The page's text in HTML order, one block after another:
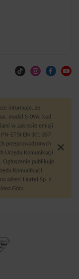
informuje, że
model S-09A, kod
w zakresie emisji
ETSI EN 301 357
przeprowadzonych
Urzędu Komunikacji
Ogłoszenie publikuje
Komunikacji
adres: Hurtel Sp. z
Góra.